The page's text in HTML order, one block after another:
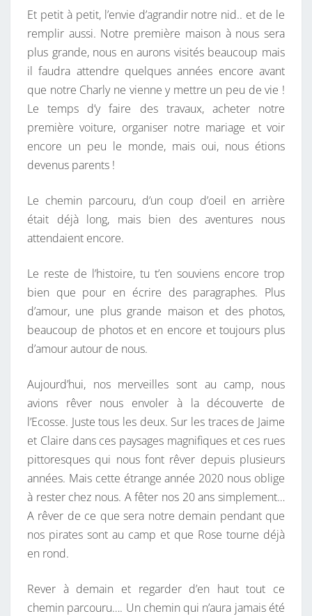
Et petit à petit, l’envie d’agrandir notre nid.. et de le
remplir aussi. Notre première maison à nous sera
plus grande, nous en aurons visités beaucoup mais
il faudra attendre quelques années encore avant
que notre Charly ne vienne y mettre un peu de vie !
Le temps d’y faire des travaux, acheter notre
première voiture, organiser notre mariage et voir
encore un peu le monde, mais oui, nous étions
devenus parents !
Le chemin parcouru, d’un coup d’oeil en arrière
était déjà long, mais bien des aventures nous
attendaient encore.
Le reste de l’histoire, tu t’en souviens encore trop
bien que pour en écrire des paragraphes. Plus
d’amour, une plus grande maison et des photos,
beaucoup de photos et en encore et toujours plus
d’amour autour de nous.
Aujourd’hui, nos merveilles sont au camp, nous
avions rêver nous envoler à la découverte de
l’Ecosse. Juste tous les deux. Sur les traces de Jaime
et Claire dans ces paysages magnifiques et ces rues
pittoresques qui nous font rêver depuis plusieurs
années. Mais cette étrange année 2020 nous oblige
à rester chez nous. A fêter nos 20 ans simplement…
A rêver de ce que sera notre demain pendant que
nos pirates sont au camp et que Rose tourne déjà
en rond.
Rever à demain et regarder d’en haut tout ce
chemin parcouru…. Un chemin qui n’aura jamais été